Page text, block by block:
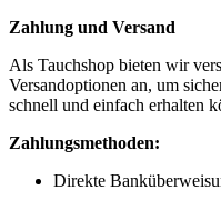
Zahlung und Versand
Als Tauchshop bieten wir
Versandoptionen an, um
schnell und einfach erhalten
Zahlungsmethoden:
Direkte